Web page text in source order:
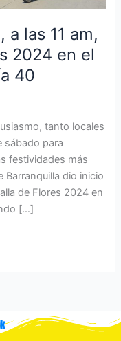
las 11 am,
2024 en el
40
tanto locales
sábado para
festividades más
Barranquilla dio inicio
de Flores 2024 en
[…]